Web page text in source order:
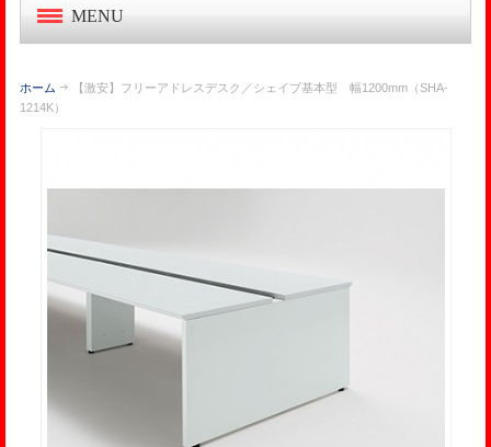
MENU
オフィス作り導入事例
ホーム
【激安】フリーアドレスデスク／シェイブ基本型 幅1200mm（SHA-
1214K）